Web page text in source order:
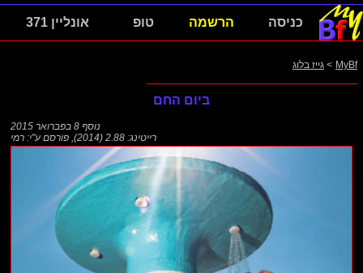
כניסה הרשמה טופ אונליין 371
MyBf
> גייז בלוג
ביום החם
נוסף 8 בפברואר 2015
רייטינג: 2.88 (2014)
, פורסם ע"י: רמי